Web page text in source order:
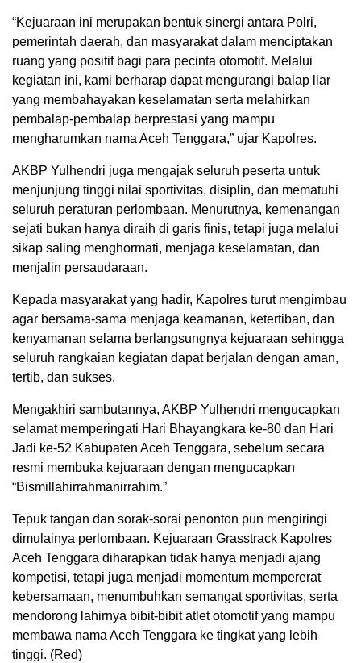
“Kejuaraan ini merupakan bentuk sinergi antara Polri,
pemerintah daerah, dan masyarakat dalam menciptakan
ruang yang positif bagi para pecinta otomotif. Melalui
kegiatan ini, kami berharap dapat mengurangi balap liar
yang membahayakan keselamatan serta melahirkan
pembalap-pembalap berprestasi yang mampu
mengharumkan nama Aceh Tenggara,” ujar Kapolres.
AKBP Yulhendri juga mengajak seluruh peserta untuk
menjunjung tinggi nilai sportivitas, disiplin, dan mematuhi
seluruh peraturan perlombaan. Menurutnya, kemenangan
sejati bukan hanya diraih di garis finis, tetapi juga melalui
sikap saling menghormati, menjaga keselamatan, dan
menjalin persaudaraan.
Kepada masyarakat yang hadir, Kapolres turut mengimbau
agar bersama-sama menjaga keamanan, ketertiban, dan
kenyamanan selama berlangsungnya kejuaraan sehingga
seluruh rangkaian kegiatan dapat berjalan dengan aman,
tertib, dan sukses.
Mengakhiri sambutannya, AKBP Yulhendri mengucapkan
selamat memperingati Hari Bhayangkara ke-80 dan Hari
Jadi ke-52 Kabupaten Aceh Tenggara, sebelum secara
resmi membuka kejuaraan dengan mengucapkan
“Bismillahirrahmanirrahim.”
Tepuk tangan dan sorak-sorai penonton pun mengiringi
dimulainya perlombaan. Kejuaraan Grasstrack Kapolres
Aceh Tenggara diharapkan tidak hanya menjadi ajang
kompetisi, tetapi juga menjadi momentum mempererat
kebersamaan, menumbuhkan semangat sportivitas, serta
mendorong lahirnya bibit-bibit atlet otomotif yang mampu
membawa nama Aceh Tenggara ke tingkat yang lebih
tinggi. (Red)